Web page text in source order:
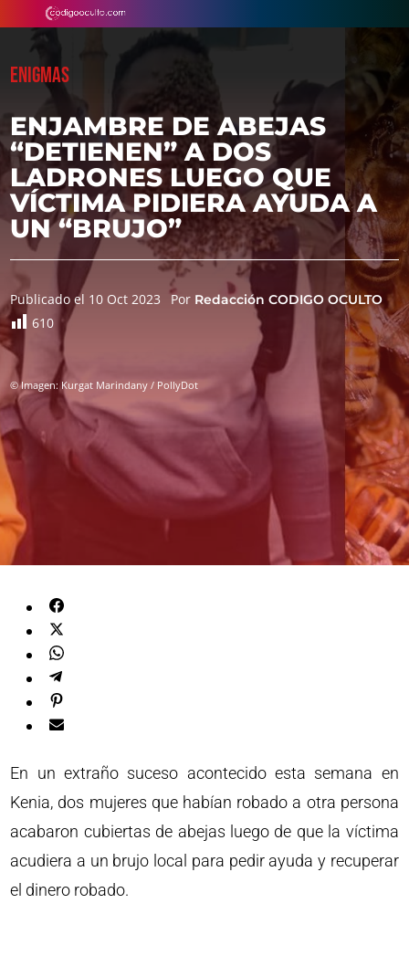
ENIGMAS
ENJAMBRE DE ABEJAS
“DETIENEN” A DOS
LADRONES LUEGO QUE
VÍCTIMA PIDIERA AYUDA A
UN “BRUJO”
Publicado el 10 Oct 2023 Por Redacción CODIGO OCULTO
610
© Imagen: Kurgat Marindany / PollyDot
En un extraño suceso acontecido esta semana en
Kenia, dos mujeres que habían robado a otra persona
acabaron cubiertas de abejas luego de que la víctima
acudiera a un brujo local para pedir ayuda y recuperar
el dinero robado.